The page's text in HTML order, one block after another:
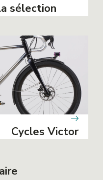
sélection
Cycles Victor